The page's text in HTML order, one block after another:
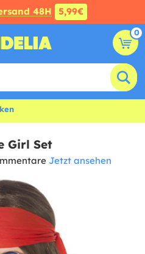
48H 5,99€
0
Girl Set
Jetzt ansehen